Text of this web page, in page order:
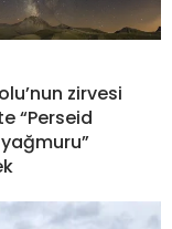
zirvesi
“Perseid